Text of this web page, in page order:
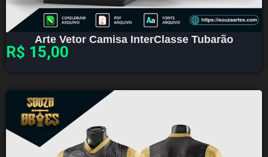
Arte Vetor Camisa InterClasse Tubarão
R$ 15,00